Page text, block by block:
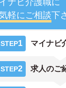
ナビ介護職に
軽にご相談下
STEP1 マイナビ
STEP2 求人のご